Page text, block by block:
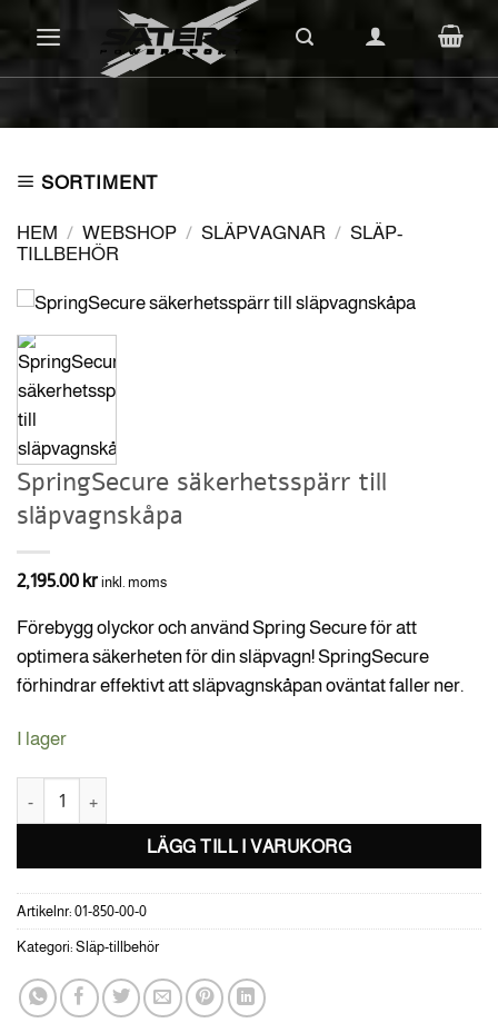
SORTIMENT
HEM / WEBSHOP / SLÄPVAGNAR / SLÄP-
TILLBEHÖR
SpringSecure säkerhetsspärr till
släpvagnskåpa
2,195.00 kr inkl. moms
Förebygg olyckor och använd Spring Secure för att
optimera säkerheten för din släpvagn! SpringSecure
förhindrar effektivt att släpvagnskåpan oväntat faller ner.
I lager
SpringSecure säkerhetsspärr till släpvagnskåpa mängd
LÄGG TILL I VARUKORG
Artikelnr: 01-850-00-0
Kategori: Släp-tillbehör